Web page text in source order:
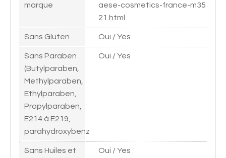
marque
aese-cosmetics-france-m35
21.html
Sans Gluten Oui / Yes
Sans Paraben
(Butylparaben,
Methylparaben,
Ethylparaben,
Propylparaben,
E214 à E219,
parahydroxybenz
Oui / Yes
Sans Huiles et
Oui / Yes